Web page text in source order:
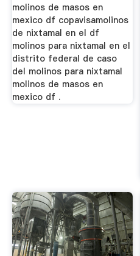
molinos de masos en
mexico df copavisamolinos
de nixtamal en el df
molinos para nixtamal en el
distrito federal de caso
del molinos para nixtamal
molinos de masos en
mexico df .